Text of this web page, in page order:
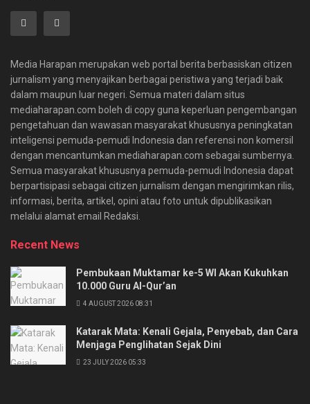
Media Harapan merupakan web portal berita berbasiskan citizen
jurnalism yang menyajikan berbagai peristiwa yang terjadi baik
dalam maupun luar negeri. Semua materi dalam situs
mediaharapan.com boleh di copy guna keperluan pengembangan
pengetahuan dan wawasan masyarakat khususnya peningkatan
inteligensi pemuda-pemudi Indonesia dan referensi non komersil
dengan mencantumkan mediaharapan.com sebagai sumbernya.
Semua masyarakat khususnya pemuda-pemudi Indonesia dapat
berpartisipasi sebagai citizen jurnalism dengan mengirimkan rilis,
informasi, berita, artikel, opini atau foto untuk dipublikasikan
melalui alamat email Redaksi.
Recent News
Pembukaan Muktamar ke-5 WI Akan Kukuhkan
10.000 Guru Al-Qur’an
4 AUGUST 2026 08:31
Katarak Mata: Kenali Gejala, Penyebab, dan Cara
Menjaga Penglihatan Sejak Dini
23 JULY 2026 05:33